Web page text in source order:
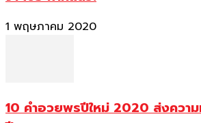
1 พฤษภาคม 2020
10 คำอวยพรปีใหม่ 2020 ส่งควา